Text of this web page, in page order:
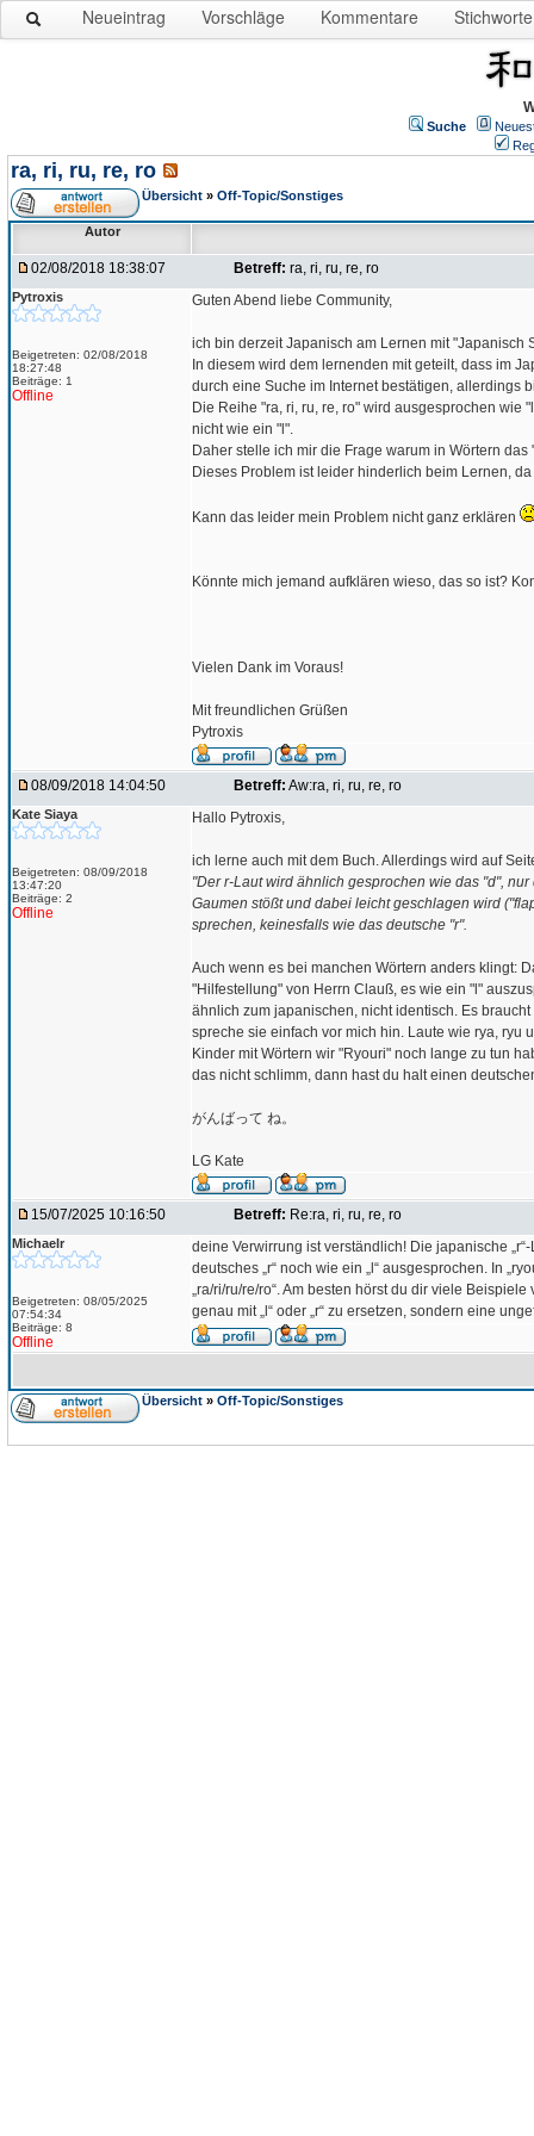
Neueintrag Vorschläge Kommentare Stichworte
Suche
ra, ri, ru, re, ro
Übersicht » Off-Topic/Sonstiges
Autor
02/08/2018 18:38:07 Betreff: ra, ri, ru, re, ro
Pytroxis
Beigetreten: 02/08/2018
18:27:48
Beiträge: 1
Offline
Guten Abend liebe Community,
ich bin derzeit Japanisch am Lernen mit "Japanisch
In diesem wird dem lernenden mit geteilt, dass im
durch eine Suche im Internet bestätigen, allerdings
Die Reihe "ra, ri, ru, re, ro" wird ausgesprochen wie
nicht wie ein "l".
Daher stelle ich mir die Frage warum in Wörtern
Dieses Problem ist leider hinderlich beim Lernen,
Kann das leider mein Problem nicht ganz erklären
Könnte mich jemand aufklären wieso, das so ist?
Vielen Dank im Voraus!
Mit freundlichen Grüßen
Pytroxis
08/09/2018 14:04:50 Betreff: Aw:ra, ri, ru, re, ro
Kate Siaya
Beigetreten: 08/09/2018
13:47:20
Beiträge: 2
Offline
Hallo Pytroxis,
ich lerne auch mit dem Buch. Allerdings wird auf
"Der r-Laut wird ähnlich gesprochen wie das "d",
Gaumen stößt und dabei leicht geschlagen wird
sprechen, keinesfalls wie das deutsche "r".
Auch wenn es bei manchen Wörtern anders klingt:
"Hilfestellung" von Herrn Clauß, es wie ein "l"
ähnlich zum japanischen, nicht identisch. Es
spreche sie einfach vor mich hin. Laute wie rya, ryu
Kinder mit Wörtern wir "Ryouri" noch lange zu tun
das nicht schlimm, dann hast du halt einen
がんばって ね。
LG Kate
15/07/2025 10:16:50 Betreff: Re:ra, ri, ru, re, ro
Michaelr
Beigetreten: 08/05/2025
07:54:34
Beiträge: 8
Offline
deine Verwirrung ist verständlich! Die japanische
deutsches „r“ noch wie ein „l“ ausgesprochen. In
„ra/ri/ru/re/ro“. Am besten hörst du dir viele
genau mit „l“ oder „r“ zu ersetzen, sondern eine
Übersicht » Off-Topic/Sonstiges